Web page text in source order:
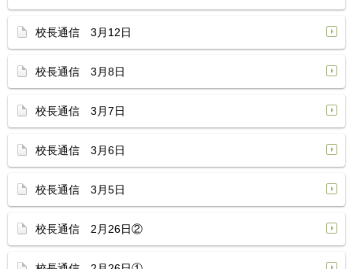
校長通信 3月12日
校長通信 3月8日
校長通信 3月7日
校長通信 3月6日
校長通信 3月5日
校長通信 2月26日②